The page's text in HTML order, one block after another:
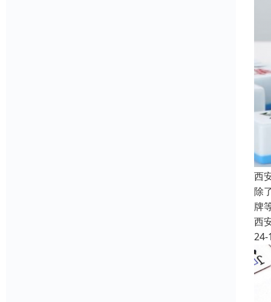
西
除
牌
西
24-